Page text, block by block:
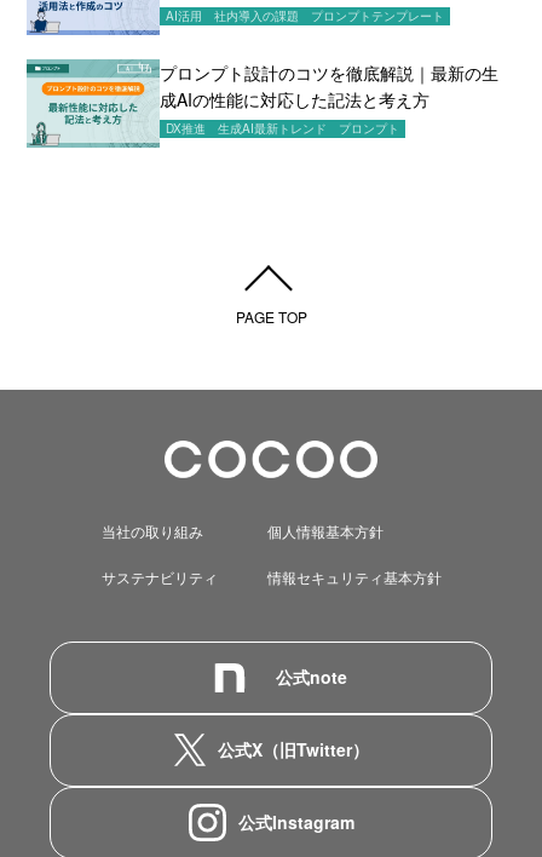
AI活用 社内導入の課題 プロンプトテンプレート
プロンプト設計のコツを徹底解説｜最新の生
成AIの性能に対応した記法と考え方
DX推進 生成AI最新トレンド プロンプト
PAGE TOP
公式note
公式X（旧Twitter）
公式Instagram
当社の取り組み
サステナビリティ
個人情報基本方針
情報セキュリティ基本方針